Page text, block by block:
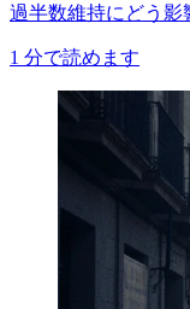
過半数維持にどう影
1 分で読めます